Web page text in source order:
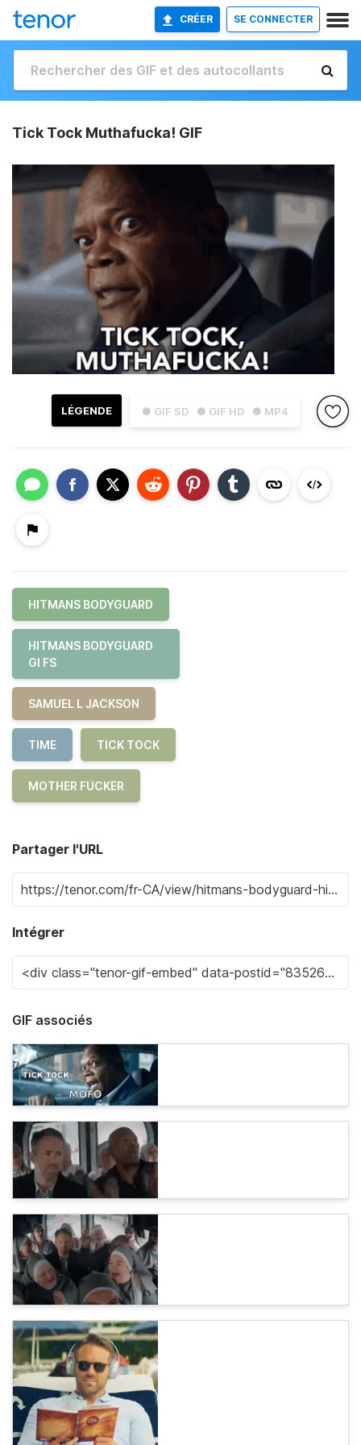
CRÉER SE CONNECTER
Tick Tock Muthafucka! GIF
● GIF SD ● GIF HD ● MP4
LÉGENDE
HITMANS BODYGUARD
HITMANS BODYGUARD
GI FS
SAMUEL L JACKSON
TIME TICK TOCK
MOTHER FUCKER
Partager l'URL
Intégrer
GIF associés